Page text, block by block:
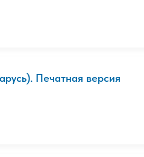
Печатная версия